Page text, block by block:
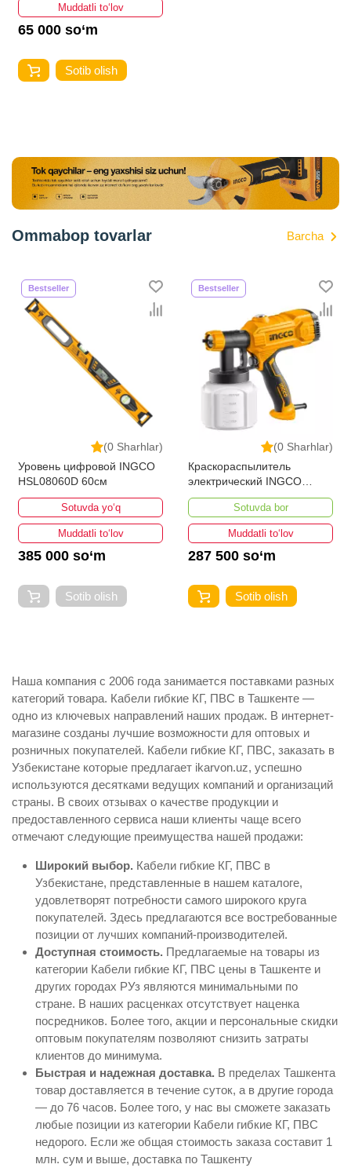
Muddatli to‘lov
65 000 so‘m
Sotib olish
Ommabop tovarlar Barcha
(0 Sharhlar)
Bestseller
Уровень цифровой INGCO
HSL08060D 60см
Sotuvda yo‘q
Muddatli to‘lov
385 000 so‘m
Sotib olish
(0 Sharhlar)
Bestseller
Краскораспылитель
электрический INGCO
SPG3508 450 w
Sotuvda bor
Muddatli to‘lov
287 500 so‘m
Sotib olish
Наша компания с 2006 года занимается поставками разных
категорий товара. Кабели гибкие КГ, ПВС в Ташкенте —
одно из ключевых направлений наших продаж. В интернет-
магазине созданы лучшие возможности для оптовых и
розничных покупателей. Кабели гибкие КГ, ПВС, заказать в
Узбекистане которые предлагает ikarvon.uz, успешно
используются десятками ведущих компаний и организаций
страны. В своих отзывах о качестве продукции и
предоставленного сервиса наши клиенты чаще всего
отмечают следующие преимущества нашей продажи:
Широкий выбор. Кабели гибкие КГ, ПВС в
Узбекистане, представленные в нашем каталоге,
удовлетворят потребности самого широкого круга
покупателей. Здесь предлагаются все востребованные
позиции от лучших компаний-производителей.
Доступная стоимость. Предлагаемые на товары из
категории Кабели гибкие КГ, ПВС цены в Ташкенте и
других городах РУз являются минимальными по
стране. В наших расценках отсутствует наценка
посредников. Более того, акции и персональные скидки
оптовым покупателям позволяют снизить затраты
клиентов до минимума.
Быстрая и надежная доставка. В пределах Ташкента
товар доставляется в течение суток, а в другие города
— до 76 часов. Более того, у нас вы сможете заказать
любые позиции из категории Кабели гибкие КГ, ПВС
недорого. Если же общая стоимость заказа составит 1
млн. сум и выше, доставка по Ташкенту